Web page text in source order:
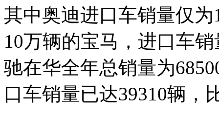
其中奥迪进口车销量仅
10万辆的宝马，进口车
驰在华全年总销量为
口车销量已达39310辆，